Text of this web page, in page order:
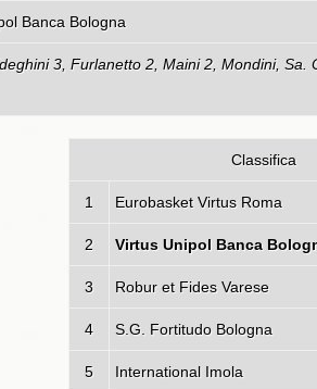
- Virtus Unipol Banca
3, Furlanetto 2, Maini 2, Mondini, Sa.
Classifica
1 Eurobasket Virtus Roma
2 Virtus Unipol Banca
3 Robur et Fides Varese
4 S.G. Fortitudo Bologna
5 International Imola